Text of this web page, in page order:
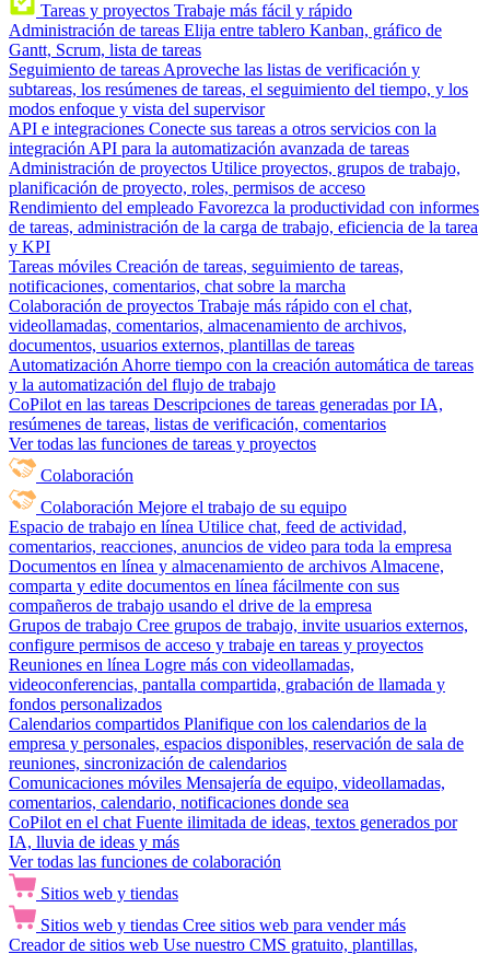
Tareas y proyectos Trabaje más fácil y rápido
Administración de tareas Elija entre tablero Kanban, gráfico de
Gantt, Scrum, lista de tareas
Seguimiento de tareas Aproveche las listas de verificación y
subtareas, los resúmenes de tareas, el seguimiento del tiempo, y los
modos enfoque y vista del supervisor
API e integraciones Conecte sus tareas a otros servicios con la
integración API para la automatización avanzada de tareas
Administración de proyectos Utilice proyectos, grupos de trabajo,
planificación de proyecto, roles, permisos de acceso
Rendimiento del empleado Favorezca la productividad con informes
de tareas, administración de la carga de trabajo, eficiencia de la tarea
y KPI
Tareas móviles Creación de tareas, seguimiento de tareas,
notificaciones, comentarios, chat sobre la marcha
Colaboración de proyectos Trabaje más rápido con el chat,
videollamadas, comentarios, almacenamiento de archivos,
documentos, usuarios externos, plantillas de tareas
Automatización Ahorre tiempo con la creación automática de tareas
y la automatización del flujo de trabajo
CoPilot en las tareas Descripciones de tareas generadas por IA,
resúmenes de tareas, listas de verificación, comentarios
Ver todas las funciones de tareas y proyectos
Colaboración
Colaboración Mejore el trabajo de su equipo
Espacio de trabajo en línea Utilice chat, feed de actividad,
comentarios, reacciones, anuncios de video para toda la empresa
Documentos en línea y almacenamiento de archivos Almacene,
comparta y edite documentos en línea fácilmente con sus
compañeros de trabajo usando el drive de la empresa
Grupos de trabajo Cree grupos de trabajo, invite usuarios externos,
configure permisos de acceso y trabaje en tareas y proyectos
Reuniones en línea Logre más con videollamadas,
videoconferencias, pantalla compartida, grabación de llamada y
fondos personalizados
Calendarios compartidos Planifique con los calendarios de la
empresa y personales, espacios disponibles, reservación de sala de
reuniones, sincronización de calendarios
Comunicaciones móviles Mensajería de equipo, videollamadas,
comentarios, calendario, notificaciones donde sea
CoPilot en el chat Fuente ilimitada de ideas, textos generados por
IA, lluvia de ideas y más
Ver todas las funciones de colaboración
Sitios web y tiendas
Sitios web y tiendas Cree sitios web para vender más
Creador de sitios web Use nuestro CMS gratuito, plantillas,